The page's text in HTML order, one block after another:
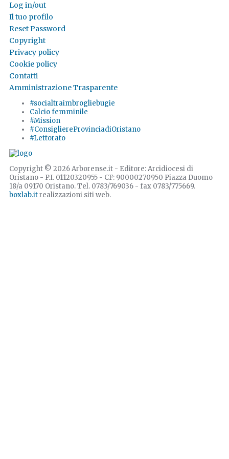
Log in/out
Il tuo profilo
Reset Password
Copyright
Privacy policy
Cookie policy
Contatti
Amministrazione Trasparente
#socialtraimbrogliebugie
Calcio femminile
#Mission
#ConsigliereProvinciadiOristano
#Lettorato
Copyright © 2026 Arborense.it - Editore: Arcidiocesi di
Oristano - P.I. 01120320955 - CF: 90000270950 Piazza Duomo
18/a 09170 Oristano. Tel. 0783/769036 - fax 0783/775669.
boxlab.itrealizzazioni siti web.